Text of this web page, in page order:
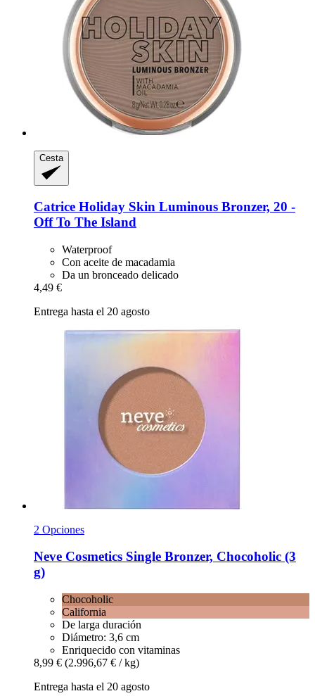
Cesta
Catrice Holiday Skin Luminous Bronzer, 20 -​
Off To The Island
Waterproof
Con aceite de macadamia
Da un bronceado delicado
4,49 €
Entrega hasta el 20 agosto
2 Opciones
Neve Cosmetics Single Bronzer, Chocoholic (3
g)
Chocoholic
California
De larga duración
Diámetro: 3,6 cm
Enriquecido con vitaminas
8,99 € (2.996,67 € / kg)
Entrega hasta el 20 agosto